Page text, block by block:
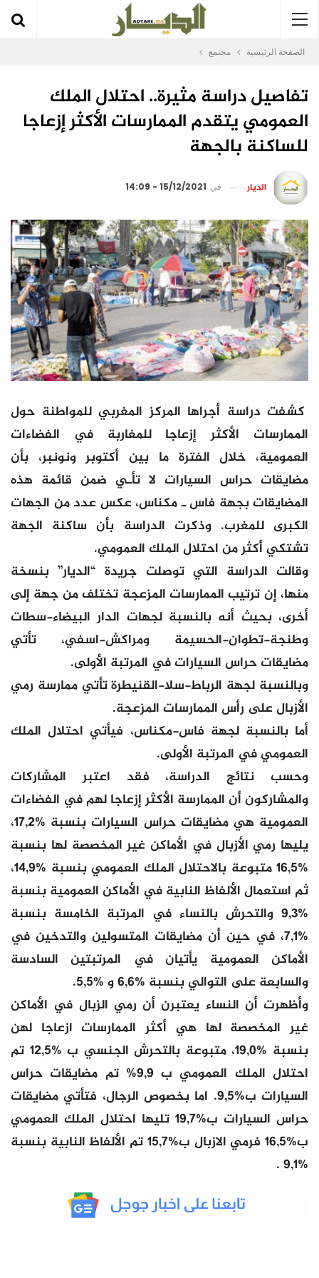
الصفحة الرئيسية مجتمع
تفاصيل دراسة مثيرة.. احتلال الملك
العمومي يتقدم الممارسات الأكثر إزعاجا
للساكنة بالجهة
الديار في 15/12/2021 - 14:09
كشفت دراسة أجراها المركز المغربي للمواطنة حول
الممارسات الأكثر إزعاجا للمغاربة في الفضاءات
العمومية، خلال الفترة ما بين أكتوبر ونونبر، بأن
مضايقات حراس السيارات لا تأـي ضمن قائمة هذه
المضايقات بجهة فاس ـ مكناس، عكس عدد من الجهات
الكبرى للمغرب. وذكرت الدراسة بأن ساكنة الجهة
تشتكي أكثر من احتلال الملك العمومي.
وقالت الدراسة التي توصلت جريدة “الديار” بنسخة
منها، إن ترتيب الممارسات المزعجة تختلف من جهة إلى
أخرى، بحيث أنه بالنسبة لجهات الدار البيضاء-سطات
وطنجة-تطوان-الحسيمة ومراكش-اسفي، تأتي
مضايقات حراس السيارات في المرتبة الأولى.
وبالنسبة لجهة الرباط-سلا-القنيطرة تأتي ممارسة رمي
الأزبال على رأس الممارسات المزعجة.
أما بالنسبة لجهة فاس-مكناس، فيأتي احتلال الملك
العمومي في المرتبة الأولى.
وحسب نتائج الدراسة، فقد اعتبر المشاركات
والمشاركون أن الممارسة الأكثر إزعاجا لهم في الفضاءات
العمومية هي مضايقات حراس السيارات بنسبة %17,2،
يليها رمي الأزبال في الأماكن غير المخصصة لها بنسبة
%16,5 متبوعة بالاحتلال الملك العمومي بنسبة %14,9،
ثم استعمال الألفاظ النابية في الأماكن العمومية بنسبة
%9,3 والتحرش بالنساء في المرتبة الخامسة بنسبة
%7,1، في حين أن مضايقات المتسولين والتدخين في
الأماكن العمومية يأتيان في المرتبتين السادسة
والسابعة على التوالي بنسبة %6,6 و %5,5.
وأظهرت أن النساء يعتبرن أن رمي الزبال في الأماكن
غير المخصصة لها هي أكثر الممارسات ازعاجا لهن
بنسبة %19,0، متبوعة بالتحرش الجنسي ب %12,5 تم
احتلال الملك العمومي ب 9,9% تم مضايقات حراس
السيارات ب%9,5. اما بخصوص الرجال، فتأتي مضايقات
حراس السيارات ب%19,7 تليها احتلال الملك العمومي
ب%16,5 فرمي الازبال ب%15,7 تم الألفاظ النابية بنسبة
%9,1 .